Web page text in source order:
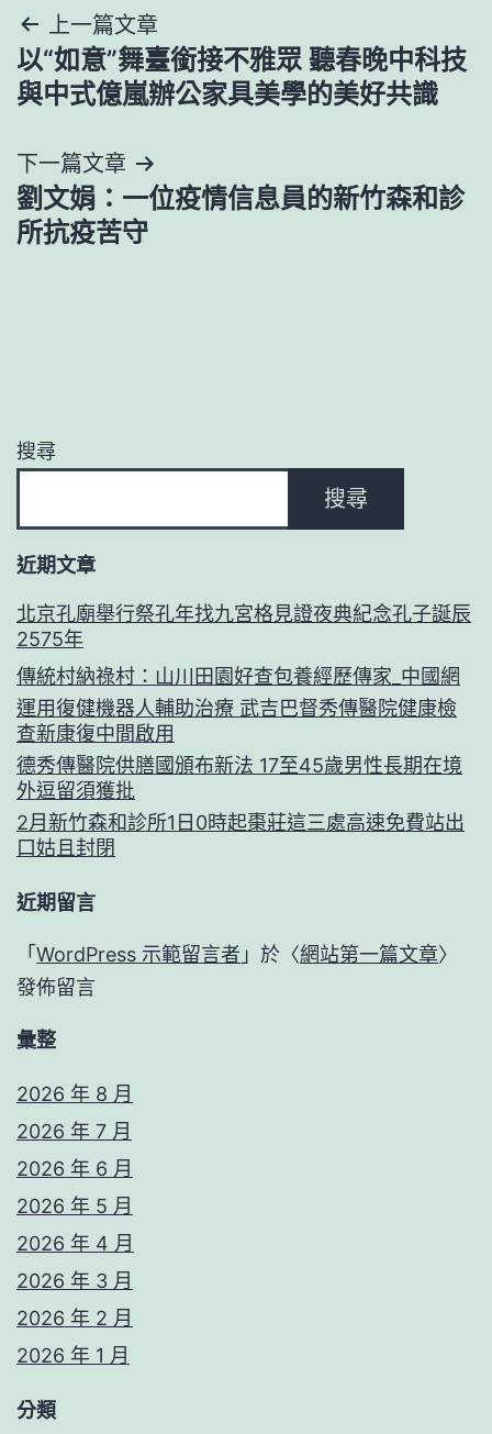
文
章
覽
上一篇文章
以“如意”舞臺銜接不雅眾 聽春晚中科技
與中式億嵐辦公家具美學的美好共識
下一篇文章
劉文娟：一位疫情信息員的新竹森和診
所抗疫苦守
搜尋
搜尋
近期文章
北京孔廟舉行祭孔年找九宮格見證夜典紀念孔子誕辰
2575年
傳統村納祿村：山川田園好查包養經歷傳家_中國網
運用復健機器人輔助治療 武吉巴督秀傳醫院健康檢
查新康復中間啟用
德秀傳醫院供膳國頒布新法 17至45歲男性長期在境
外逗留須獲批
2月新竹森和診所1日0時起棗莊這三處高速免費站出
口姑且封閉
近期留言
「 WordPress 示範留言者 」於〈網站第一篇文章〉
發佈留言
彙整
2026 年 8 月
2026 年 7 月
2026 年 6 月
2026 年 5 月
2026 年 4 月
2026 年 3 月
2026 年 2 月
2026 年 1 月
分類